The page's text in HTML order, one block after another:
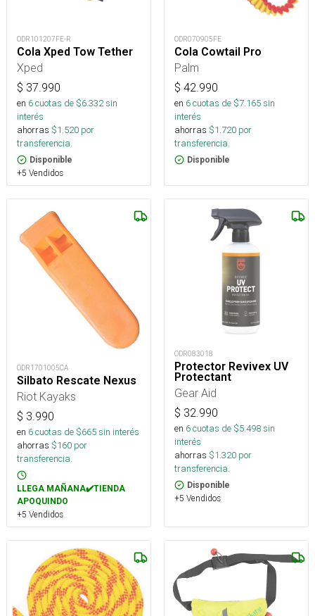
ODR101207FE-R
Cola Xped Tow Tether
Xped
$ 37.990
en 6cuotas de $6.332sin
interés
ahorras $1.520 por
transferencia.
Disponible
+5 Vendidos
ODR070905FE
Cola Cowtail Pro
Palm
$ 42.990
en 6cuotas de $7.165sin
interés
ahorras $1.720 por
transferencia.
Disponible
ODR1701005CA
Silbato Rescate Nexus
Riot Kayaks
$ 3.990
en 6cuotas de $665sin interés
ahorras $160 por
transferencia.
LLEGA MAÑANA✔️TIENDA
APOQUINDO
+5 Vendidos
ODR083018
Protector Revivex UV
Protectant
Gear Aid
$ 32.990
en 6cuotas de $5.498sin
interés
ahorras $1.320 por
transferencia.
Disponible
+5 Vendidos